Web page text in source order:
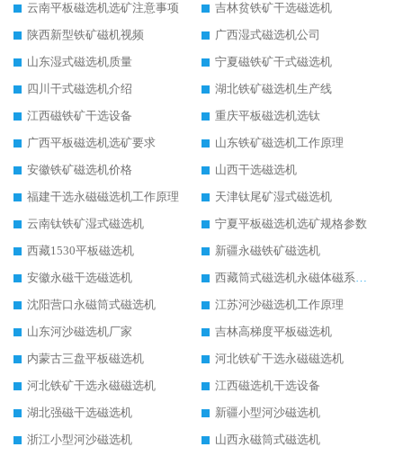
云南平板磁选机选矿注意事项
吉林贫铁矿干选磁选机
陕西新型铁矿磁机视频
广西湿式磁选机公司
山东湿式磁选机质量
宁夏磁铁矿干式磁选机
四川干式磁选机介绍
湖北铁矿磁选机生产线
江西磁铁矿干选设备
重庆平板磁选机选钛
广西平板磁选机选矿要求
山东铁矿磁选机工作原理
安徽铁矿磁选机价格
山西干选磁选机
福建干选永磁磁选机工作原理
天津钛尾矿湿式磁选机
云南钛铁矿湿式磁选机
宁夏平板磁选机选矿规格参数
西藏1530平板磁选机
新疆永磁铁矿磁选机
安徽永磁干选磁选机
西藏筒式磁选机永磁体磁系设计
沈阳营口永磁筒式磁选机
江苏河沙磁选机工作原理
山东河沙磁选机厂家
吉林高梯度平板磁选机
内蒙古三盘平板磁选机
河北铁矿干选永磁磁选机
河北铁矿干选永磁磁选机
江西磁选机干选设备
湖北强磁干选磁选机
新疆小型河沙磁选机
浙江小型河沙磁选机
山西永磁筒式磁选机